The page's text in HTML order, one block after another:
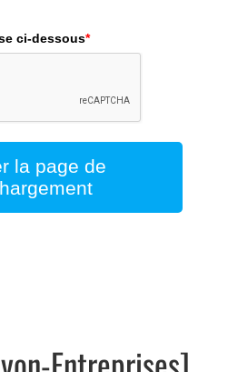
ci-dessous*
la page de